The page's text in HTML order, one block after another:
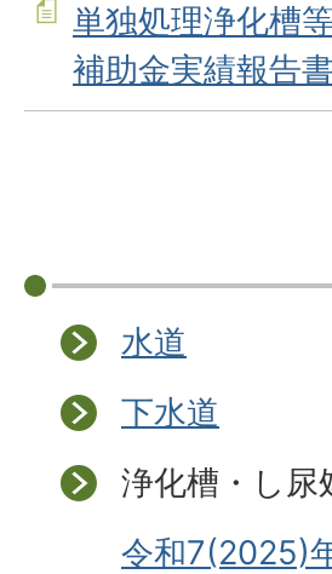
単独処理浄化槽
補助金実績報告書
水道
下水道
浄化槽・し尿
令和7(2025)